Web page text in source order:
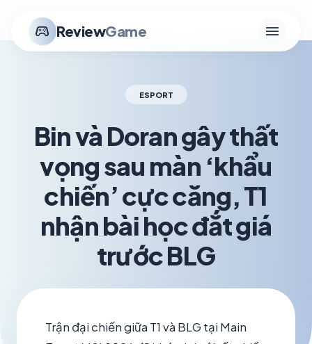
stadia_controller ReviewGame menu
ESPORT
Bin và Doran gây thất
vọng sau màn ‘khẩu
chiến’ cực căng, T1
nhận bài học đắt giá
trước BLG
Trận đại chiến giữa T1 và BLG tại Main